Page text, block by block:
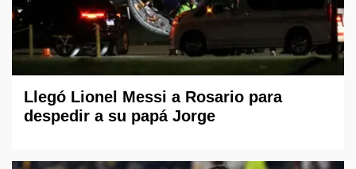
Llegó Lionel Messi a Rosario para
despedir a su papá Jorge